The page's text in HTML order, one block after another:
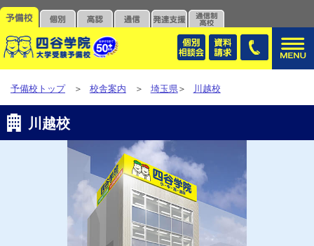
予備校トップ＞校舎案内＞埼玉県＞川越校
川越校